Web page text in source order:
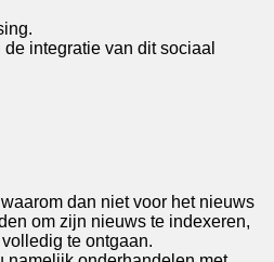
integratie van dit sociaal
dan niet voor het nieuws
om zijn nieuws te indexeren,
te ontgaan.